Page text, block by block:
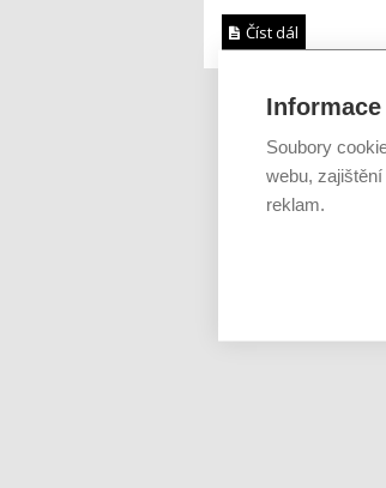
Číst dál
Soubory
webu,
reklam.